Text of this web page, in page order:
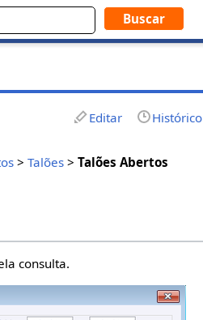
Editar Histórico
>Talões >Talões Abertos
consulta.